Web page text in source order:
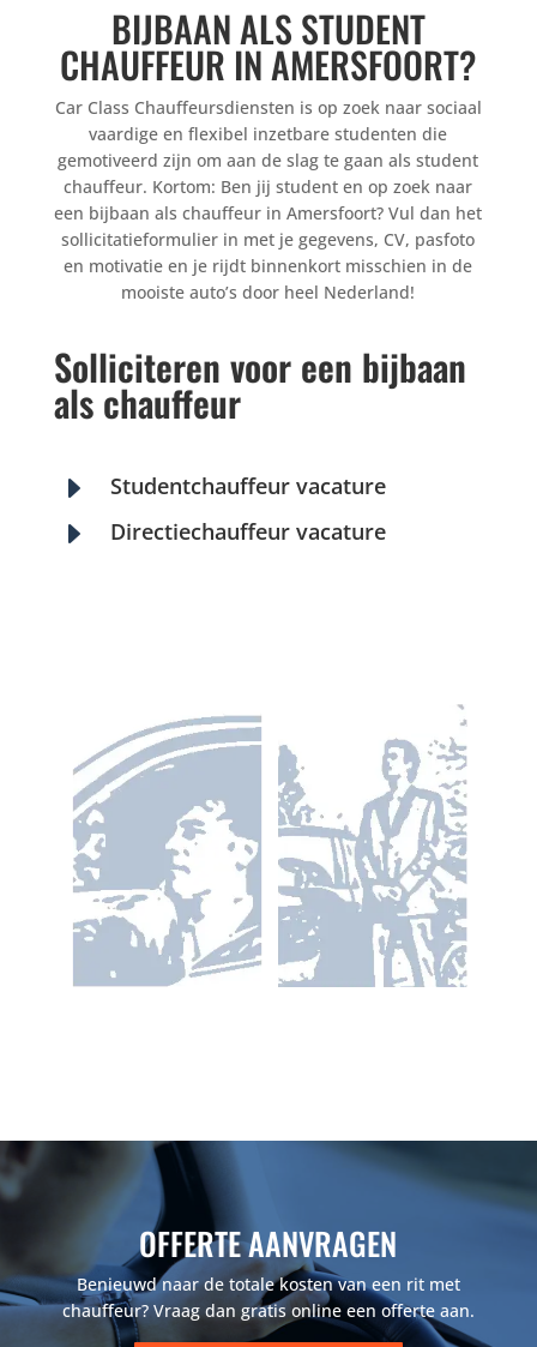
BIJBAAN ALS STUDENT
CHAUFFEUR IN AMERSFOORT?
Car Class Chauffeursdiensten is op zoek naar sociaal
vaardige en flexibel inzetbare studenten die
gemotiveerd zijn om aan de slag te gaan als student
chauffeur. Kortom: Ben jij student en op zoek naar
een bijbaan als chauffeur in Amersfoort? Vul dan het
sollicitatieformulier in met je gegevens, CV, pasfoto
en motivatie en je rijdt binnenkort misschien in de
mooiste auto’s door heel Nederland!
Solliciteren voor een bijbaan
als chauffeur
E Studentchauffeur vacature
E Directiechauffeur vacature
OFFERTE AANVRAGEN
Benieuwd naar de totale kosten van een rit met
chauffeur? Vraag dan gratis online een offerte aan.